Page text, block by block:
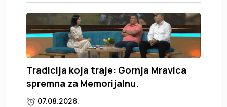
Tradicija koja traje: Gornja Mravica
spremna za Memorijalnu.
07.08.2026.